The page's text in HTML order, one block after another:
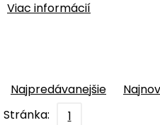
Viac informácií
Najpredávanejšie
Stránka:
1